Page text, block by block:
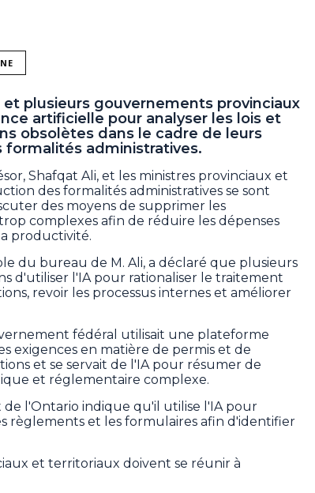
plusieurs gouvernements provinciaux
artificielle pour analyser les lois et
obsolètes dans le cadre de leurs
administratives.
Shafqat Ali, et les ministres provinciaux et
des formalités administratives se sont
des moyens de supprimer les
complexes afin de réduire les dépenses
productivité.
du bureau de M. Ali, a déclaré que plusieurs
d'utiliser l'IA pour rationaliser le traitement
revoir les processus internes et améliorer
fédéral utilisait une plateforme
exigences en matière de permis et de
et se servait de l'IA pour résumer de
et réglementaire complexe.
l'Ontario indique qu'il utilise l'IA pour
règlements et les formulaires afin d'identifier
et territoriaux doivent se réunir à